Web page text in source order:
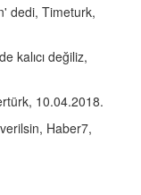
dedi, Timeturk,
kalıcı değiliz,
10.04.2018.
Haber7,